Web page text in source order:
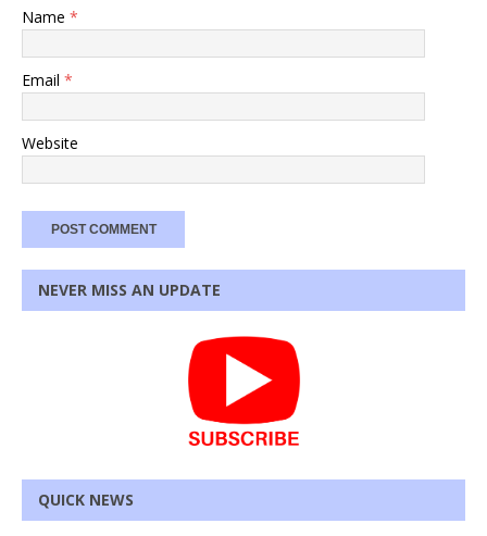
Name *
Email *
Website
NEVER MISS AN UPDATE
QUICK NEWS